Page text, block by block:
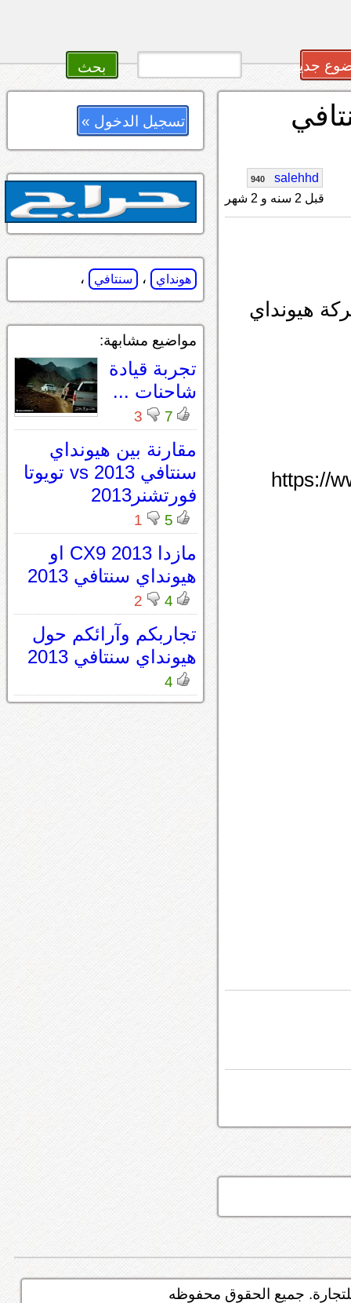
جديد
salehhd
940
قبل 2 سنه و 2 شهر
هيونداي
https://
تسجيل الدخول »
هونداي ، سنتافي ،
مواضيع مشابهة:
تجربة قيادة
شاحنات ...
7
3
مقارنة بين هيونداي
سنتافي 2013 vs تويوتا
فورتشنر2013
5
1
مازدا CX9 2013 او
هيونداي سنتافي 2013
4
2
تجاربكم وآرائكم حول
هيونداي سنتافي 2013
4
جميع الحقوق محفوظه